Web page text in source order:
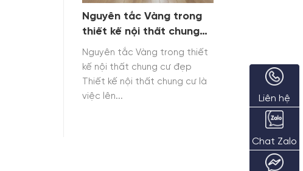
Nguyên tắc Vàng trong
thiết kế nội thất chung
cư đẹp
Nguyên tắc Vàng trong thiết
kế nội thất chung cư đẹp
Thiết kế nội thất chung cư là
việc lên...
Liên hệ
Chat Zalo